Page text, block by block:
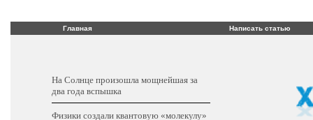
Главная Написать статью
На Солнце произошла мощнейшая за
два года вспышка
Физики создали квантовую «молекулу»